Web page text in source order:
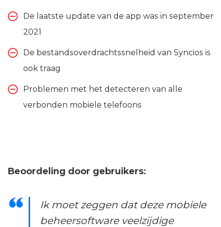
De laatste update van de app was in september
2021
De bestandsoverdrachtssnelheid van Syncios is
ook traag
Problemen met het detecteren van alle
verbonden mobiele telefoons
Beoordeling door gebruikers:
Ik moet zeggen dat deze mobiele
beheersoftware veelzijdige